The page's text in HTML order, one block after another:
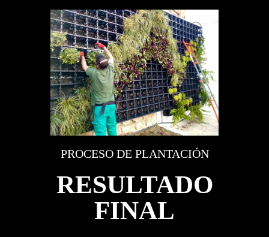
PROCESO DE PLANTACIÓN
RESULTADO
FINAL